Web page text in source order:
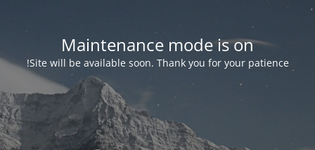
Maintenance mode is on
Site will be available soon. Thank you for your patience!